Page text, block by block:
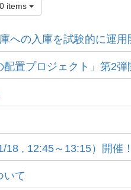
items
への入庫を試験的に運用
配置プロジェクト」第2弾
, 12:45～13:15）開催！
いて